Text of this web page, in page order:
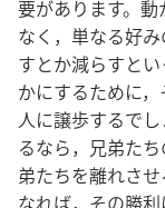
要があります。
なく，単なる好
すとか減らすと
かにするために
人に譲歩するで
るなら，兄弟た
弟たちを離れさ
なれば，その勝